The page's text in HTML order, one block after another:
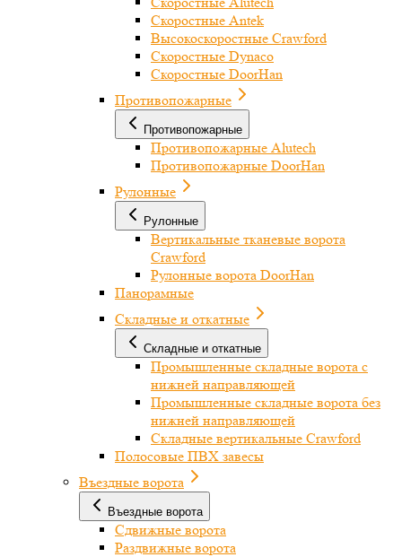
Скоростные Antek
Высокоскоростные Crawford
Скоростные Dynaco
Скоростные DoorHan
Противопожарные
Противопожарные
Противопожарные Alutech
Противопожарные DoorHan
Рулонные
Рулонные
Вертикальные тканевые ворота
Crawford
Рулонные ворота DoorHan
Панорамные
Складные и откатные
Складные и откатные
Промышленные складные ворота с
нижней направляющей
Промышленные складные ворота без
нижней направляющей
Складные вертикальные Crawford
Полосовые ПВХ завесы
Въездные ворота
Въездные ворота
Сдвижные ворота
Раздвижные ворота